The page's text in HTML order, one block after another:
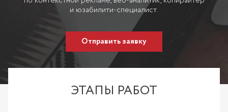
и юзабилити-специалист.
Отправить заявку
ЭТАПЫ РАБОТ